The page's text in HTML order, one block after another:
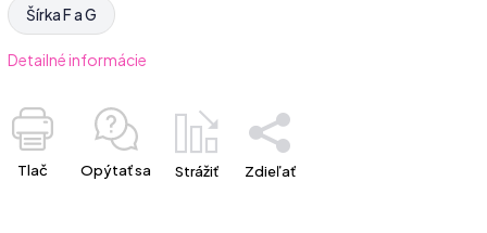
Šírka F a G
Detailné informácie
Tlač Opýtať sa Strážiť Zdieľať